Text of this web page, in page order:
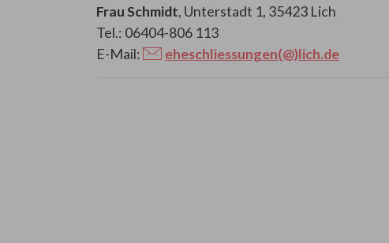
Frau Schmidt, Unterstadt 1, 35423 Lich
Tel.: 06404-806 113
E-Mail:
eheschliessungen(@)lich.de